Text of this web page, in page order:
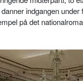
indgangen
på det